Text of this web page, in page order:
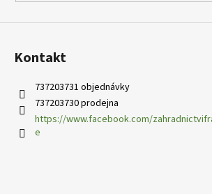
Kontakt
737203731 objednávky
737203730 prodejna
https://www.facebook.com/
e